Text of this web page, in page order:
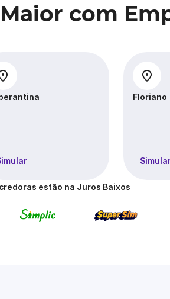
com
Floriano
estão na Juros Baixos